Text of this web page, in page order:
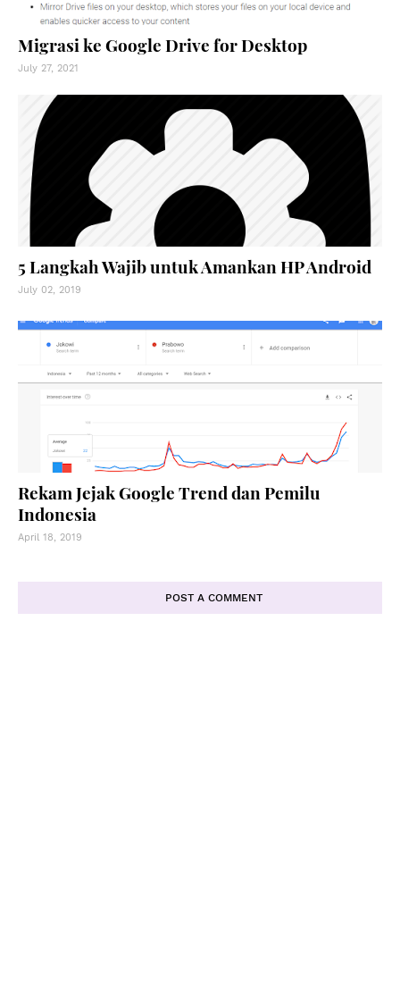
Migrasi ke Google Drive for Desktop
July 27, 2021
5 Langkah Wajib untuk Amankan HP Android
July 02, 2019
Rekam Jejak Google Trend dan Pemilu
Indonesia
April 18, 2019
POST A COMMENT